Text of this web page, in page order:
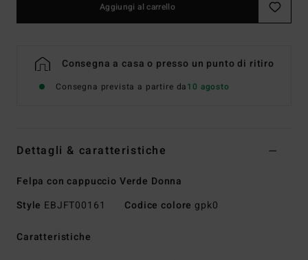
Aggiungi al carrello
Consegna a casa o presso un punto di ritiro
Consegna prevista a partire da10 agosto
Dettagli & caratteristiche
Felpa con cappuccio Verde Donna
Style EBJFT00161 Codice colore gpk0
Caratteristiche